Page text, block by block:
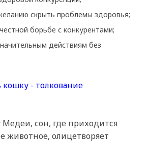
скрыть проблемы здоровья;
борьбе с конкурентами;
действиям без
Медеи, сон, где приходится
животное, олицетворяет